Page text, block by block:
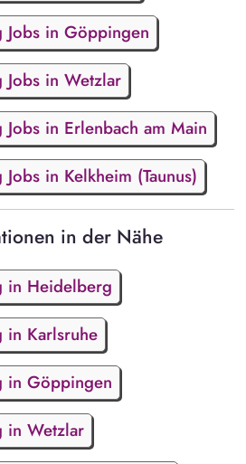
in Göppingen
in Wetzlar
in Erlenbach am Main
in Kelkheim (Taunus)
in der Nähe
in Heidelberg
in Karlsruhe
in Göppingen
in Wetzlar